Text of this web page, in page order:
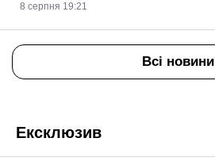
8 серпня 19:21
Всі новини
Ексклюзив